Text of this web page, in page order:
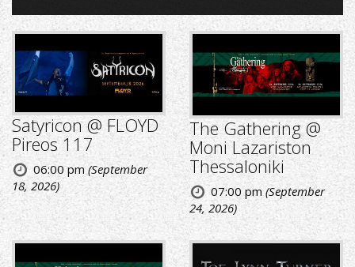
Satyricon @ FLOYD
Pireos 117
06:00 pm(September
18, 2026)
The Gathering @
Moni Lazariston
Thessaloniki
07:00 pm(September
24, 2026)